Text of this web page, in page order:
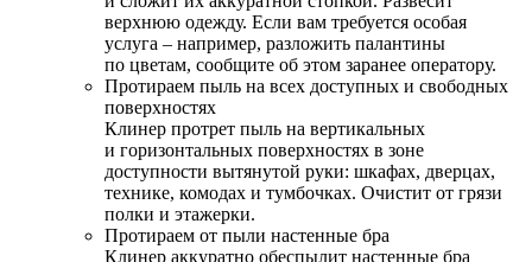
верхнюю одежду. Если вам требуется особая
услуга – например, разложить палантины
по цветам, сообщите об этом заранее оператору.
Протираем пыль на всех доступных и свободных
поверхностях
Клинер протрет пыль на вертикальных
и горизонтальных поверхностях в зоне
доступности вытянутой руки: шкафах, дверцах,
технике, комодах и тумбочках. Очистит от грязи
полки и этажерки.
Протираем от пыли настенные бра
Клинер аккуратно обеспылит настенные бра